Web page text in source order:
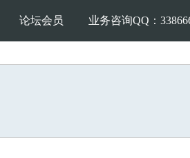
论坛会员 业务咨询QQ：